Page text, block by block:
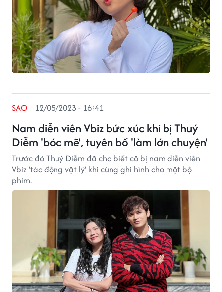
Nam diễn viên Vbiz bức xúc khi bị Thuý
Diễm 'bóc mẽ', tuyên bố 'làm lớn chuyện'
SAO 12/05/2023 - 16:41
Trước đó Thuý Diễm đã cho biết cô bị nam diễn viên
Vbiz 'tác động vật lý' khi cùng ghi hình cho một bộ
phim.